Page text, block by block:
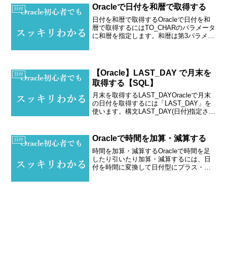
数)日付を指定された月数で加算・減算し
ます。例1. 現在日に1月足すパ...
日付 Oracleで日付を和暦で取得する
日付を和暦で取得するOracleで日付を和
暦で取得するにはTO_CHARのパラメータ
に和暦を指定します。和暦は第3パラメー
日付
【Oracle】LAST_DAY で月末を
取得する【SQL】
月末を取得するLAST_DAYOracleで月末
の日付を取得するには「LAST_DAY」を
使います。構文LAST_DAY(日付)指定され
を取得するSELECT ...
日付 Oracleで時間を加算・減算する
時間を加算・減算するOracleで時間を足
したり引いたり加算・減算するには、日
付を時間に変換して日付型にプラス・マ